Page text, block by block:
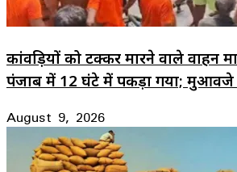
कांवड़ियों को टक्कर मारने वाले वाहन
पंजाब में 12 घंटे में पकड़ा गया; मुआवजे
August 9, 2026